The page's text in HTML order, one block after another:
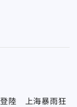
登陸 上海暴雨狂